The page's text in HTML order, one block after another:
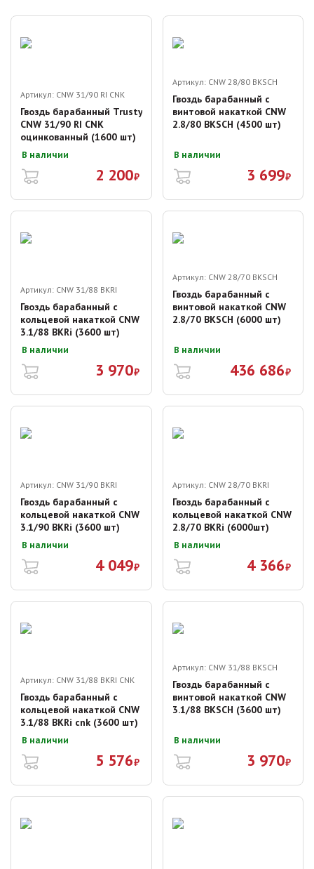
Артикул: CNW 31/90 RI CNK
Гвоздь барабанный Trusty
CNW 31/90 RI CNK
оцинкованный (1600 шт)
В наличии
2 200₽
Артикул: CNW 28/80 BKSCH
Гвоздь барабанный с
винтовой накаткой CNW
2.8/80 BKSCH (4500 шт)
В наличии
3 699₽
Артикул: CNW 31/88 BKRI
Гвоздь барабанный с
кольцевой накаткой CNW
3.1/88 BKRi (3600 шт)
В наличии
3 970₽
Артикул: CNW 28/70 BKSCH
Гвоздь барабанный с
винтовой накаткой CNW
2.8/70 BKSCH (6000 шт)
В наличии
436 686₽
Артикул: CNW 31/90 BKRI
Гвоздь барабанный с
кольцевой накаткой CNW
3.1/90 BKRi (3600 шт)
В наличии
4 049₽
Артикул: CNW 28/70 BKRI
Гвоздь барабанный с
кольцевой накаткой CNW
2.8/70 BKRi (6000шт)
В наличии
4 366₽
Артикул: CNW 31/88 BKRI CNK
Гвоздь барабанный с
кольцевой накаткой CNW
3.1/88 BKRi cnk (3600 шт)
В наличии
5 576₽
Артикул: CNW 31/88 BKSCH
Гвоздь барабанный с
винтовой накаткой CNW
3.1/88 BKSCH (3600 шт)
В наличии
3 970₽